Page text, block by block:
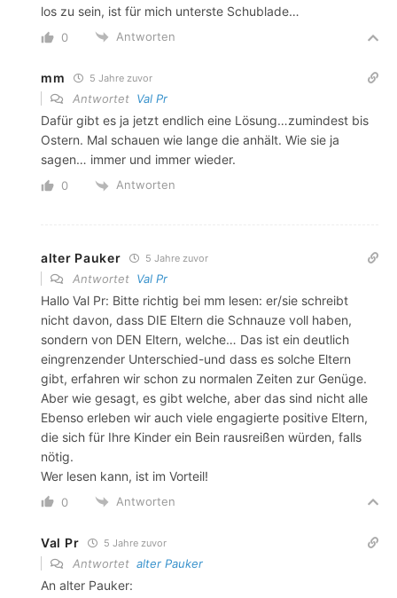
los zu sein, ist für mich unterste Schublade…
0 Antworten
mm 5 Jahre zuvor
Antwortet Val Pr
Dafür gibt es ja jetzt endlich eine Lösung…zumindest bis
Ostern. Mal schauen wie lange die anhält. Wie sie ja
sagen… immer und immer wieder.
0 Antworten
alter Pauker 5 Jahre zuvor
Antwortet Val Pr
Hallo Val Pr: Bitte richtig bei mm lesen: er/sie schreibt
nicht davon, dass DIE Eltern die Schnauze voll haben,
sondern von DEN Eltern, welche… Das ist ein deutlich
eingrenzender Unterschied-und dass es solche Eltern
gibt, erfahren wir schon zu normalen Zeiten zur Genüge.
Aber wie gesagt, es gibt welche, aber das sind nicht alle
Ebenso erleben wir auch viele engagierte positive Eltern,
die sich für Ihre Kinder ein Bein rausreißen würden, falls
nötig.
Wer lesen kann, ist im Vorteil!
0 Antworten
Val Pr 5 Jahre zuvor
Antwortet alter Pauker
An alter Pauker: